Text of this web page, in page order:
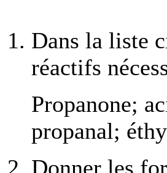
Dans la liste
réactifs
Propanone;
propanal;
Donner les